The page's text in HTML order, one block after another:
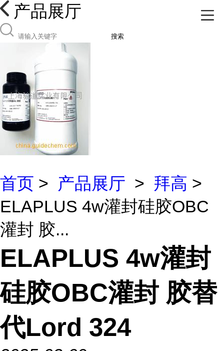
产品展厅
搜索
首页 > 产品展厅 > 拜高 >
ELAPLUS 4w灌封硅胶OBC
灌封 胶...
ELAPLUS 4w灌封
硅胶OBC灌封 胶替
代Lord 324